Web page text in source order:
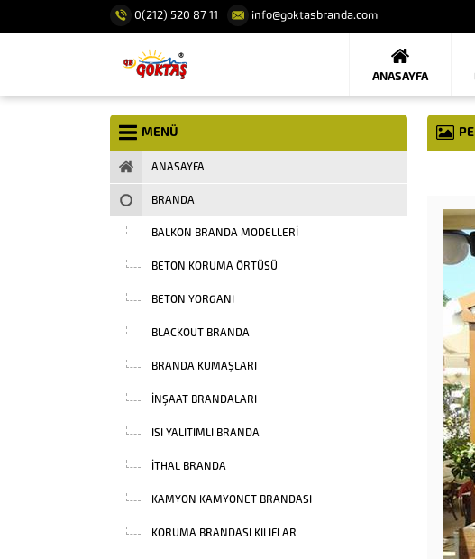
0(212) 520 87 11 info@goktasbranda.com
ANASAYFA
MENÜ
ANASAYFA
BRANDA
BALKON BRANDA MODELLERI
BETON KORUMA ÖRTÜSÜ
BETON YORGANI
BLACKOUT BRANDA
BRANDA KUMAŞLARI
INŞAAT BRANDALARI
ISI YALITIMLI BRANDA
İTHAL BRANDA
KAMYON KAMYONET BRANDASI
KORUMA BRANDASI KILIFLAR